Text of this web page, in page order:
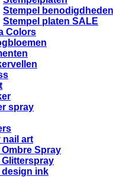
Stempel benodigdheden
Stempel platen SALE
Colors
spray
nail art
Ombre Spray
Glitterspray
design ink